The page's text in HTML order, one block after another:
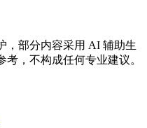
，部分内容采用 AI 辅助生
，不构成任何专业建议。